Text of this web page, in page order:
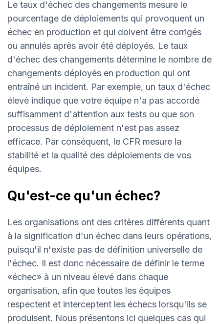
Le taux d'échec des changements mesure le
pourcentage de déploiements qui provoquent un
échec en production et qui doivent être corrigés
ou annulés après avoir été déployés. Le taux
d'échec des changements détermine le nombre de
changements déployés en production qui ont
entraîné un incident. Par exemple, un taux d'échec
élevé indique que votre équipe n'a pas accordé
suffisamment d'attention aux tests ou que son
processus de déploiement n'est pas assez
efficace. Par conséquent, le CFR mesure la
stabilité et la qualité des déploiements de vos
équipes.
Qu'est-ce qu'un échec?
Les organisations ont des critères différents quant
à la signification d'un échec dans leurs opérations,
puisqu'il n'existe pas de définition universelle de
l'échec. Il est donc nécessaire de définir le terme
«échec» à un niveau élevé dans chaque
organisation, afin que toutes les équipes
respectent et interceptent les échecs lorsqu'ils se
produisent. Nous présentons ici quelques cas qui